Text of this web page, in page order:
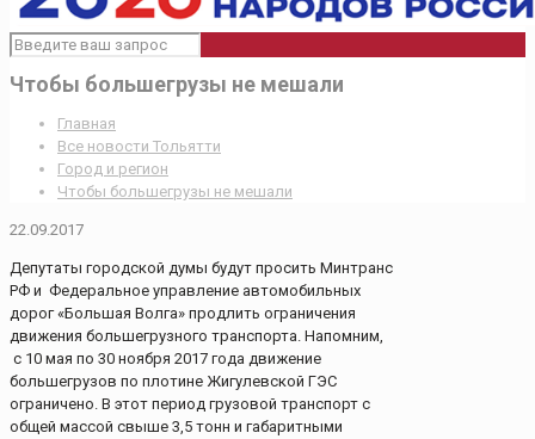
Чтобы большегрузы не мешали
Главная
Все новости Тольятти
Город и регион
Чтобы большегрузы не мешали
22.09.2017
Депутаты городской думы будут просить Минтранс
РФ и Федеральное управление автомобильных
дорог «Большая Волга» продлить ограничения
движения большегрузного транспорта. Напомним,
с 10 мая по 30 ноября 2017 года движение
большегрузов по плотине Жигулевской ГЭС
ограничено. В этот период грузовой транспорт с
общей массой свыше 3,5 тонн и габаритными